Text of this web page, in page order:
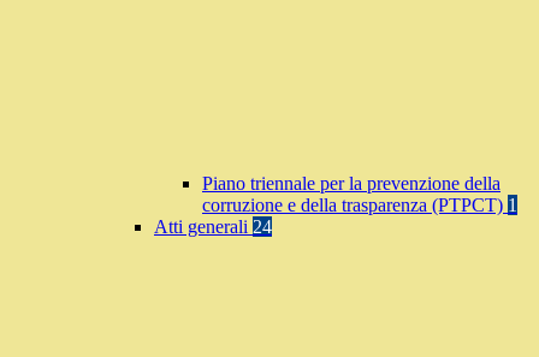
Piano triennale per la prevenzione della
corruzione e della trasparenza (PTPCT) 1
Atti generali 24